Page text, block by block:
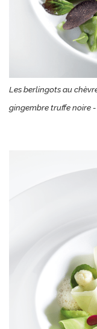
Les berlingots au
gingembre truffe noire